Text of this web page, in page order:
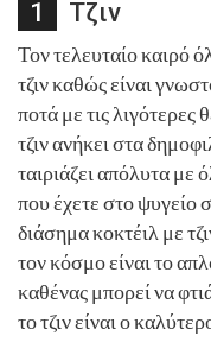
Τζιν
Τον τελευταίο καιρό
τζιν καθώς είναι
ποτά με τις
τζιν ανήκει στα
ταιριάζει απόλυτα με
που έχετε στο
διάσημα κοκτέιλ με
τον κόσμο είναι το
καθένας μπορεί να
το τζιν είναι ο